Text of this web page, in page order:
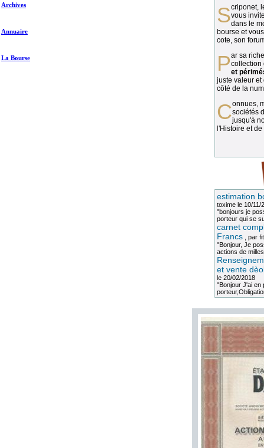
Archives
Annuaire
La Bourse
vous
dans le
bourse et
cote, son
Par sa richesse et sa diversité, lacollection
et
juste valeur et
côté de la
Connues, méconnues, ou inconnues, lessociétés
jusqu'à
l'Histoire et
estimation
toximele 10/11/
"bonjours je
porteur qui se
carnet
Francs, par
"Bonjour, Je
actions de
et vente
le 20/02/2018
"Bonjour J'ai en